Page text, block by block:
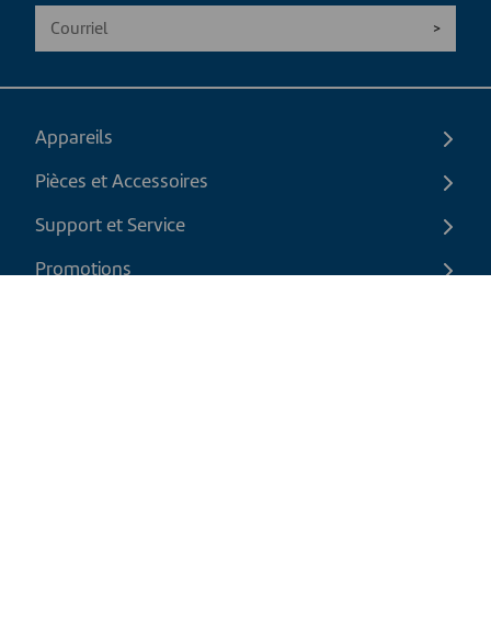
Appareils
Pièces et Accessoires
Support et Service
Promotions